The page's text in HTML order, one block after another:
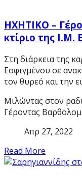
ΗΧΗΤΙΚΟ –
κτίριο της
Στη διάρκεια της
Εσφιγμένου σε
τον θυρεό και την
Μιλώντας στον
Γέροντας
Απρ 27, 2022
Read More